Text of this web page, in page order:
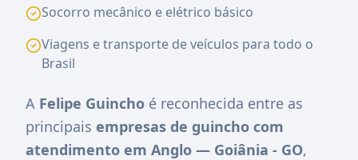
Socorro mecânico e elétrico básico
Viagens e transporte de veículos para todo o
Brasil
A Felipe Guincho é reconhecida entre as
principais empresas de guincho com
atendimento em Anglo — Goiânia - GO,